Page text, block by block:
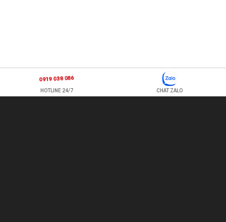
0919 038 086
HOTLINE 24/7 CHAT ZALO